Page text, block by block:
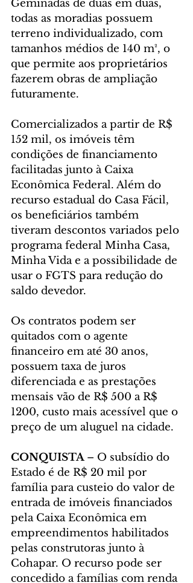
Geminadas de duas em duas,
todas as moradias possuem
terreno individualizado, com
tamanhos médios de 140 m², o
que permite aos proprietários
fazerem obras de ampliação
futuramente.
Comercializados a partir de R$
152 mil, os imóveis têm
condições de financiamento
facilitadas junto à Caixa
Econômica Federal. Além do
recurso estadual do Casa Fácil,
os beneficiários também
tiveram descontos variados pelo
programa federal Minha Casa,
Minha Vida e a possibilidade de
usar o FGTS para redução do
saldo devedor.
Os contratos podem ser
quitados com o agente
financeiro em até 30 anos,
possuem taxa de juros
diferenciada e as prestações
mensais vão de R$ 500 a R$
1200, custo mais acessível que o
preço de um aluguel na cidade.
CONQUISTA – O subsídio do
Estado é de R$ 20 mil por
família para custeio do valor de
entrada de imóveis financiados
pela Caixa Econômica em
empreendimentos habilitados
pelas construtoras junto à
Cohapar. O recurso pode ser
concedido a famílias com renda